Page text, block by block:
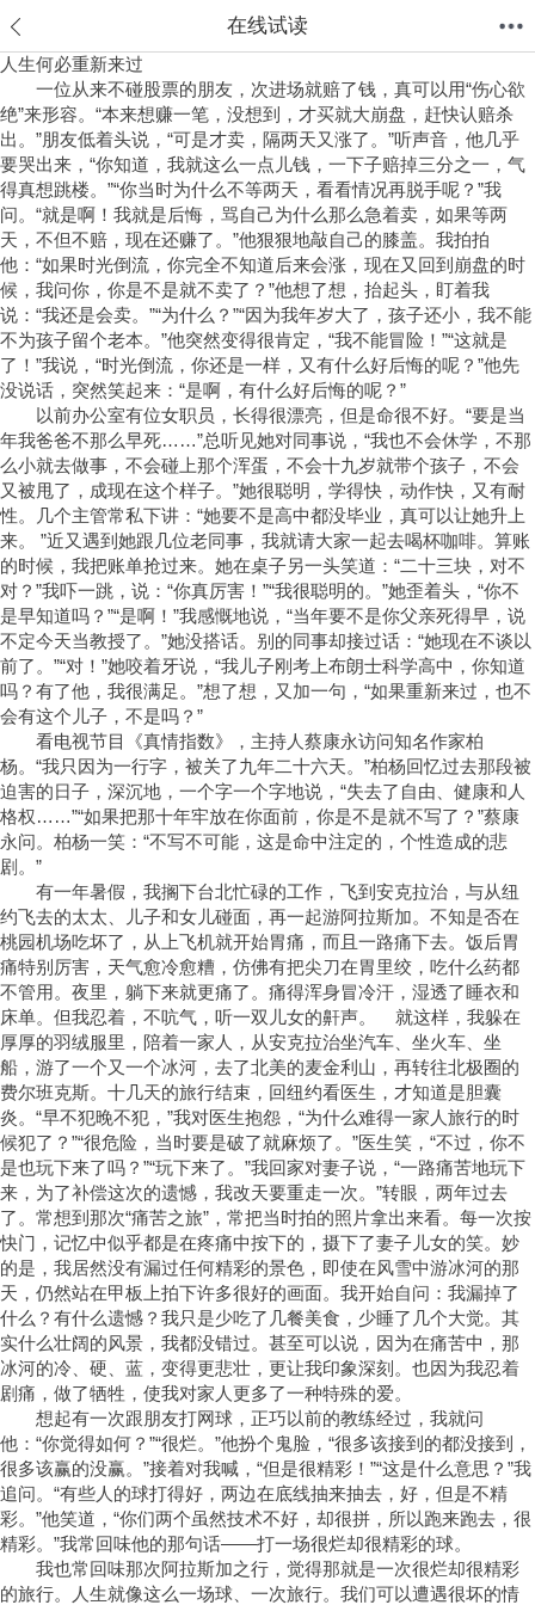
在线试读
首页 分类 值得买 购物车 我的当当
人生何必重新来过
一位从来不碰股票的朋友，次进场就赔了钱，真可以用“伤心欲
绝”来形容。“本来想赚一笔，没想到，才买就大崩盘，赶快认赔杀
出。”朋友低着头说，“可是才卖，隔两天又涨了。”听声音，他几乎
要哭出来，“你知道，我就这么一点儿钱，一下子赔掉三分之一，气
得真想跳楼。”“你当时为什么不等两天，看看情况再脱手呢？”我
问。“就是啊！我就是后悔，骂自己为什么那么急着卖，如果等两
天，不但不赔，现在还赚了。”他狠狠地敲自己的膝盖。我拍拍
他：“如果时光倒流，你完全不知道后来会涨，现在又回到崩盘的时
候，我问你，你是不是就不卖了？”他想了想，抬起头，盯着我
说：“我还是会卖。”“为什么？”“因为我年岁大了，孩子还小，我不能
不为孩子留个老本。”他突然变得很肯定，“我不能冒险！”“这就是
了！”我说，“时光倒流，你还是一样，又有什么好后悔的呢？”他先
没说话，突然笑起来：“是啊，有什么好后悔的呢？”
以前办公室有位女职员，长得很漂亮，但是命很不好。“要是当
年我爸爸不那么早死……”总听见她对同事说，“我也不会休学，不那
么小就去做事，不会碰上那个浑蛋，不会十九岁就带个孩子，不会
又被甩了，成现在这个样子。”她很聪明，学得快，动作快，又有耐
性。几个主管常私下讲：“她要不是高中都没毕业，真可以让她升上
来。 ”近又遇到她跟几位老同事，我就请大家一起去喝杯咖啡。算账
的时候，我把账单抢过来。她在桌子另一头笑道：“二十三块，对不
对？”我吓一跳，说：“你真厉害！”“我很聪明的。”她歪着头，“你不
是早知道吗？”“是啊！”我感慨地说，“当年要不是你父亲死得早，说
不定今天当教授了。”她没搭话。别的同事却接过话：“她现在不谈以
前了。”“对！”她咬着牙说，“我儿子刚考上布朗士科学高中，你知道
吗？有了他，我很满足。”想了想，又加一句，“如果重新来过，也不
会有这个儿子，不是吗？”
看电视节目《真情指数》，主持人蔡康永访问知名作家柏
杨。“我只因为一行字，被关了九年二十六天。”柏杨回忆过去那段被
迫害的日子，深沉地，一个字一个字地说，“失去了自由、健康和人
格权……”“如果把那十年牢放在你面前，你是不是就不写了？”蔡康
永问。柏杨一笑：“不写不可能，这是命中注定的，个性造成的悲
剧。”
有一年暑假，我搁下台北忙碌的工作，飞到安克拉治，与从纽
约飞去的太太、儿子和女儿碰面，再一起游阿拉斯加。不知是否在
桃园机场吃坏了，从上飞机就开始胃痛，而且一路痛下去。饭后胃
痛特别厉害，天气愈冷愈糟，仿佛有把尖刀在胃里绞，吃什么药都
不管用。夜里，躺下来就更痛了。痛得浑身冒冷汗，湿透了睡衣和
床单。但我忍着，不吭气，听一双儿女的鼾声。 就这样，我躲在
厚厚的羽绒服里，陪着一家人，从安克拉治坐汽车、坐火车、坐
船，游了一个又一个冰河，去了北美的麦金利山，再转往北极圈的
费尔班克斯。十几天的旅行结束，回纽约看医生，才知道是胆囊
炎。“早不犯晚不犯，”我对医生抱怨，“为什么难得一家人旅行的时
候犯了？”“很危险，当时要是破了就麻烦了。”医生笑，“不过，你不
是也玩下来了吗？”“玩下来了。”我回家对妻子说，“一路痛苦地玩下
来，为了补偿这次的遗憾，我改天要重走一次。”转眼，两年过去
了。常想到那次“痛苦之旅”，常把当时拍的照片拿出来看。每一次按
快门，记忆中似乎都是在疼痛中按下的，摄下了妻子儿女的笑。妙
的是，我居然没有漏过任何精彩的景色，即使在风雪中游冰河的那
天，仍然站在甲板上拍下许多很好的画面。我开始自问：我漏掉了
什么？有什么遗憾？我只是少吃了几餐美食，少睡了几个大觉。其
实什么壮阔的风景，我都没错过。甚至可以说，因为在痛苦中，那
冰河的冷、硬、蓝，变得更悲壮，更让我印象深刻。也因为我忍着
剧痛，做了牺牲，使我对家人更多了一种特殊的爱。
想起有一次跟朋友打网球，正巧以前的教练经过，我就问
他：“你觉得如何？”“很烂。”他扮个鬼脸，“很多该接到的都没接到，
很多该赢的没赢。”接着对我喊，“但是很精彩！”“这是什么意思？”我
追问。“有些人的球打得好，两边在底线抽来抽去，好，但是不精
彩。”他笑道，“你们两个虽然技术不好，却很拼，所以跑来跑去，很
精彩。”我常回味他的那句话——打一场很烂却很精彩的球。
我也常回味那次阿拉斯加之行，觉得那就是一次很烂却很精彩
的旅行。人生就像这么一场球、一次旅行。我们可以遭遇很坏的情